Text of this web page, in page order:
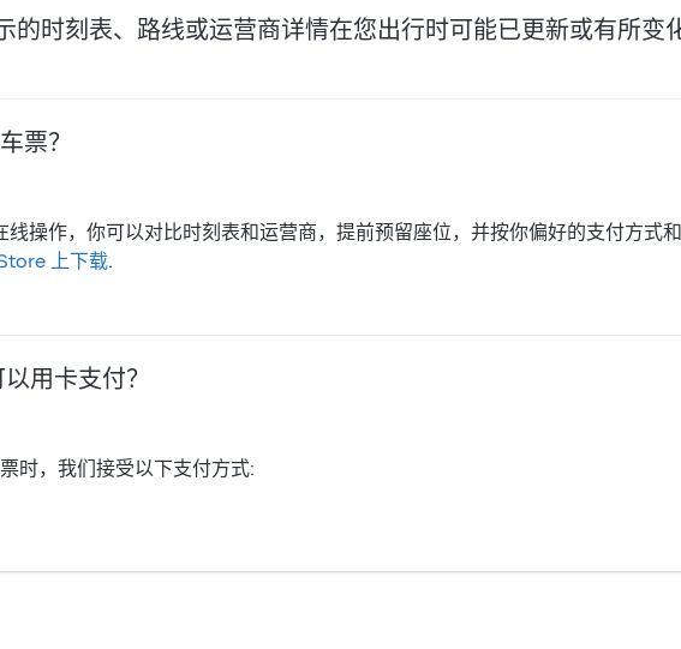
的时刻表、路线或运营商详情在您出行时可能已更新或有所变
票？
操作，你可以对比时刻表和运营商，提前预留座位，并按你偏好的支付方式
上下载.
用卡支付？
时，我们接受以下支付方式: